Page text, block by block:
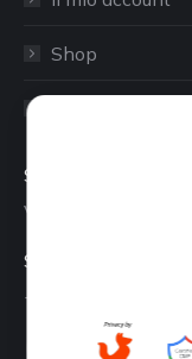
Shop
Sede
Via Busano, 56,
Supporto Tecnico
+39 0124 34071
Find us on: